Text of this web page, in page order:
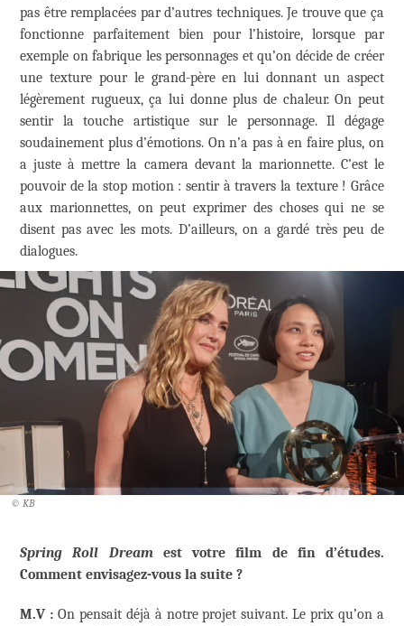
pas être remplacées par d’autres techniques. Je trouve que ça
fonctionne parfaitement bien pour l’histoire, lorsque par
exemple on fabrique les personnages et qu’on décide de créer
une texture pour le grand-père en lui donnant un aspect
légèrement rugueux, ça lui donne plus de chaleur. On peut
sentir la touche artistique sur le personnage. Il dégage
soudainement plus d’émotions. On n’a pas à en faire plus, on
a juste à mettre la camera devant la marionnette. C’est le
pouvoir de la stop motion : sentir à travers la texture ! Grâce
aux marionnettes, on peut exprimer des choses qui ne se
disent pas avec les mots. D’ailleurs, on a gardé très peu de
dialogues.
© KB
Spring Roll Dreamest votre film de fin d’études.
Comment envisagez-vous la suite ?
M.V :On pensait déjà à notre projet suivant. Le prix qu’on a